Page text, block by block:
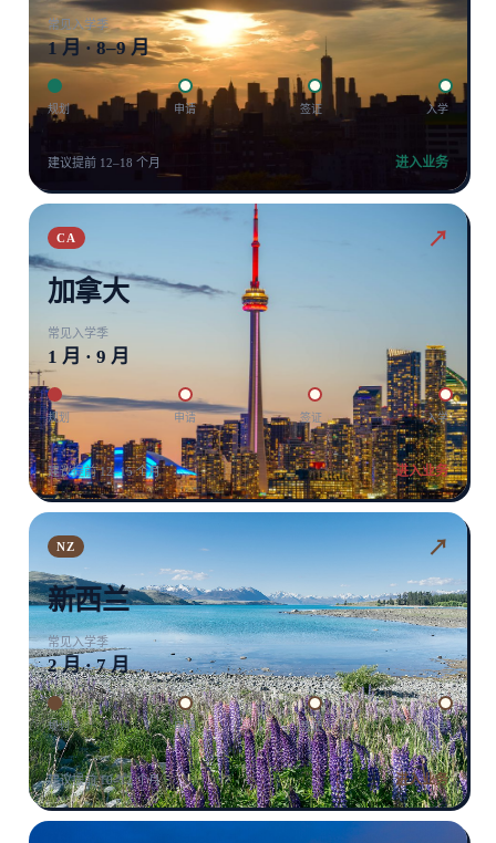
常见入学季
1 月 · 8–9 月
规划 申请 签证 入学
建议提前 12–18 个月 进入业务
CA ↗
加拿大
常见入学季
1 月 · 9 月
规划 申请 签证 入学
建议提前 12–15 个月 进入业务
NZ ↗
新西兰
常见入学季
2 月 · 7 月
规划 申请 签证 入学
建议提前 10–12 个月 进入业务